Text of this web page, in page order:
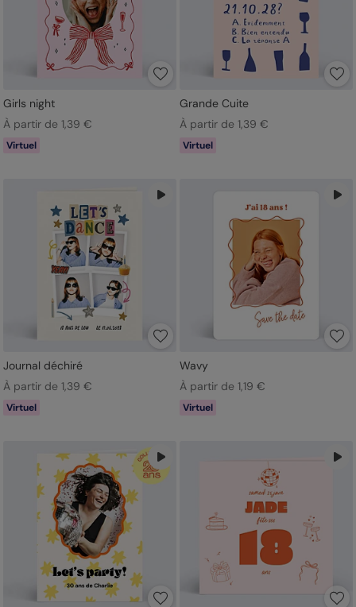
Girls night
À partir de 1,39 €
Virtuel
Grande Cuite
À partir de 1,39 €
Virtuel
Journal déchiré
À partir de 1,39 €
Virtuel
Wavy
À partir de 1,19 €
Virtuel